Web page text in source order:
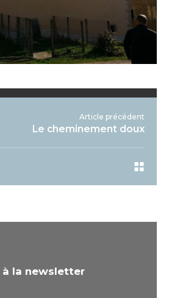
Article précédent
Le cheminement doux
la newsletter